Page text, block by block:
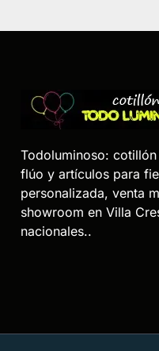
Todoluminoso:
flúo y artículos para
personalizada, venta
showroom en Villa
nacionales..